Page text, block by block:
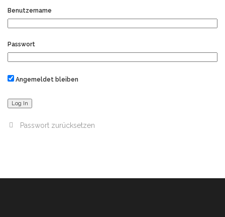
Benutzername
Passwort
Angemeldet bleiben
Passwort zurücksetzen